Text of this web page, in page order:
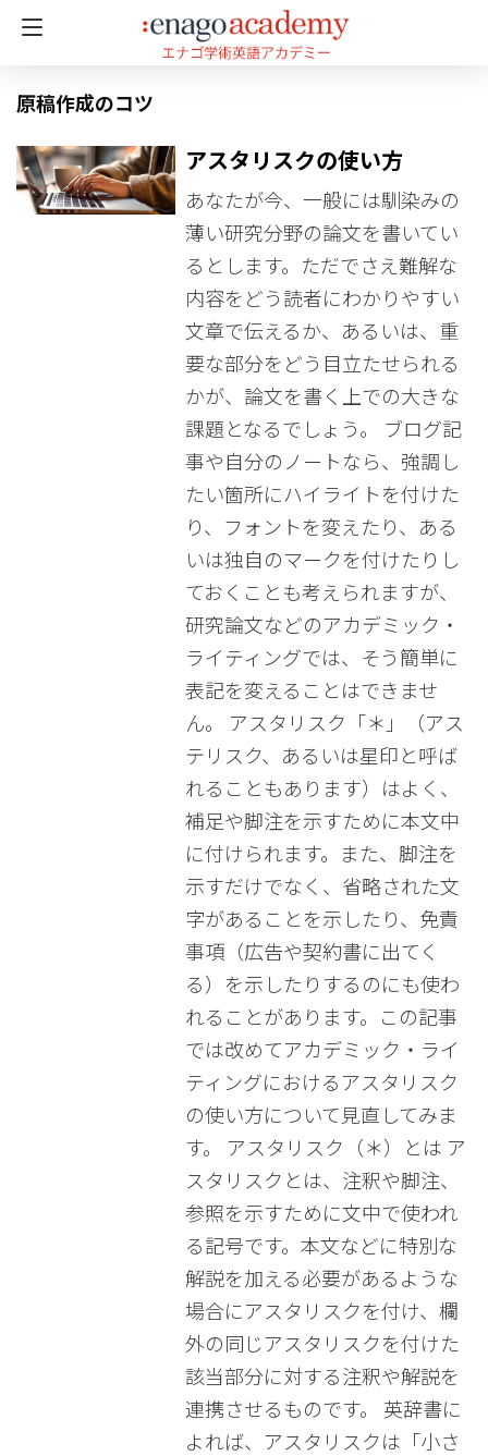
原稿作成のコツ
アスタリスクの使い方
あなたが今、一般には馴染みの
薄い研究分野の論文を書いてい
るとします。ただでさえ難解な
内容をどう読者にわかりやすい
文章で伝えるか、あるいは、重
要な部分をどう目立たせられる
かが、論文を書く上での大きな
課題となるでしょう。 ブログ記
事や自分のノートなら、強調し
たい箇所にハイライトを付けた
り、フォントを変えたり、ある
いは独自のマークを付けたりし
ておくことも考えられますが、
研究論文などのアカデミック・
ライティングでは、そう簡単に
表記を変えることはできませ
ん。 アスタリスク「＊」（アス
テリスク、あるいは星印と呼ば
れることもあります）はよく、
補足や脚注を示すために本文中
に付けられます。また、脚注を
示すだけでなく、省略された文
字があることを示したり、免責
事項（広告や契約書に出てく
る）を示したりするのにも使わ
れることがあります。この記事
では改めてアカデミック・ライ
ティングにおけるアスタリスク
の使い方について見直してみま
す。 アスタリスク（＊）とは ア
スタリスクとは、注釈や脚注、
参照を示すために文中で使われ
る記号です。本文などに特別な
解説を加える必要があるような
場合にアスタリスクを付け、欄
外の同じアスタリスクを付けた
該当部分に対する注釈や解説を
連携させるものです。 英辞書に
よれば、アスタリスクは「小さ